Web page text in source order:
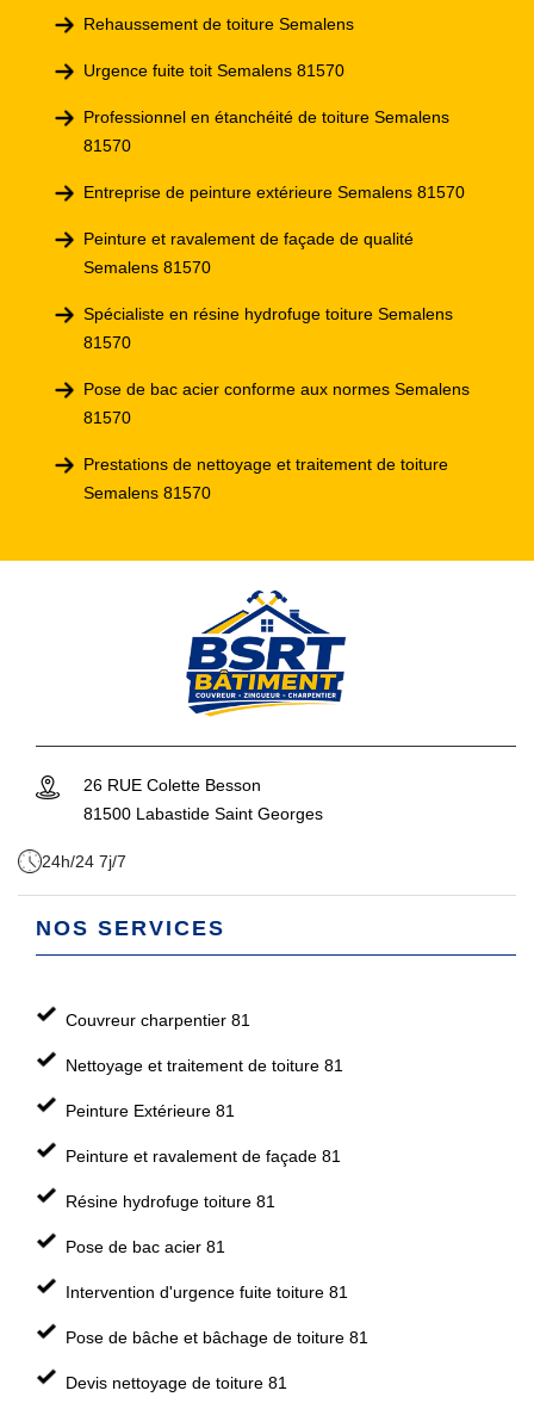
Rehaussement de toiture Semalens
Urgence fuite toit Semalens 81570
Professionnel en étanchéité de toiture Semalens
81570
Entreprise de peinture extérieure Semalens 81570
Peinture et ravalement de façade de qualité
Semalens 81570
Spécialiste en résine hydrofuge toiture Semalens
81570
Pose de bac acier conforme aux normes Semalens
81570
Prestations de nettoyage et traitement de toiture
Semalens 81570
26 RUE Colette Besson
81500 Labastide Saint Georges
24h/24 7j/7
NOS SERVICES
Couvreur charpentier 81
Nettoyage et traitement de toiture 81
Peinture Extérieure 81
Peinture et ravalement de façade 81
Résine hydrofuge toiture 81
Pose de bac acier 81
Intervention d'urgence fuite toiture 81
Pose de bâche et bâchage de toiture 81
Devis nettoyage de toiture 81